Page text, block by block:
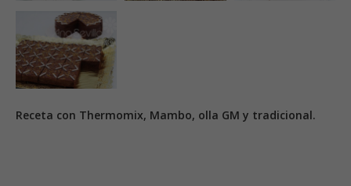
Receta con Thermomix, Mambo, olla GM y tradicional.